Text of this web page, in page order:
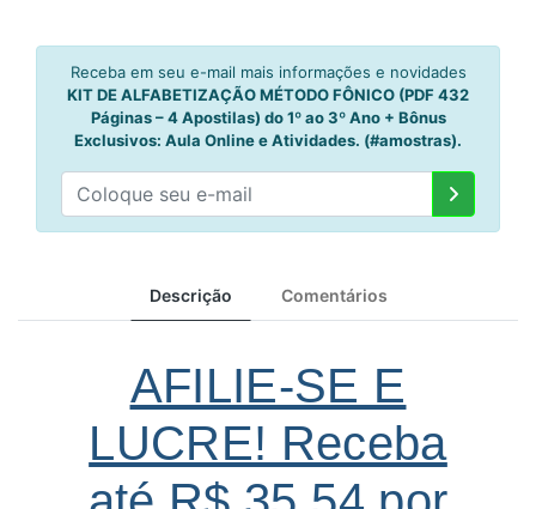
Receba em seu e-mail mais informações e novidades
KIT DE ALFABETIZAÇÃO MÉTODO FÔNICO (PDF 432
Páginas – 4 Apostilas) do 1º ao 3º Ano + Bônus
Exclusivos: Aula Online e Atividades. (#amostras).
Descrição Comentários
AFILIE-SE E
LUCRE! Receba